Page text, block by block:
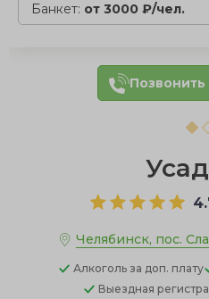
Банкет: от 3000 ₽/чел.
Челябинск, пос.
Алкоголь за доп. плату
Выездная